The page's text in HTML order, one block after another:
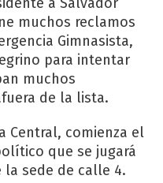
muchos reclamos
Gimnasista,
para intentar
muchos
de la lista.
Central, comienza el
que se jugará
la sede de calle 4.